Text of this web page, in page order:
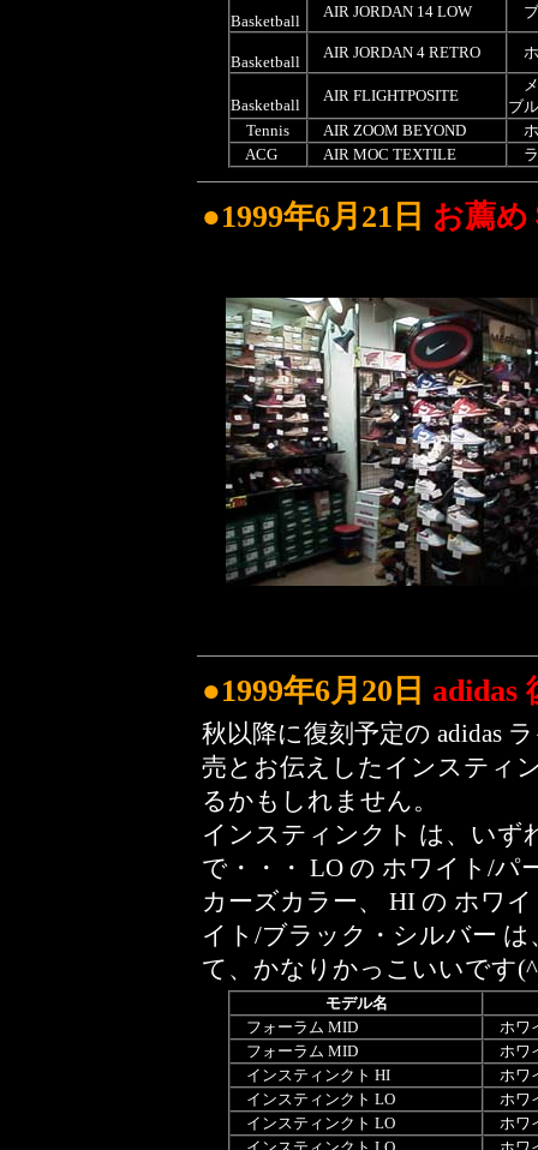
Basketball
AIR JORDAN 14 LOW ブ
Basketball
AIR JORDAN 4 RETRO ホ
Basketball
AIR FLIGHTPOSITE
メ
ブ
Tennis
AIR ZOOM BEYOND
ホ
ACG
AIR MOC TEXTILE ラ
●1999年6月21日 お薦
●1999年6月20日 adidas
秋以降に復刻予定の adidas
売とお伝えしたインスティ
るかもしれません。
インスティンクト は、い
で・・・ LO の ホワイト/パ
カーズカラー、 HI の ホワ
イト/ブラック・シルバー
て、かなりかっこいいです
モデル名
フォーラム MID
ホワ
フォーラム MID
ホワ
インスティンクト HI
ホワ
インスティンクト LO
ホワ
インスティンクト LO
ホワ